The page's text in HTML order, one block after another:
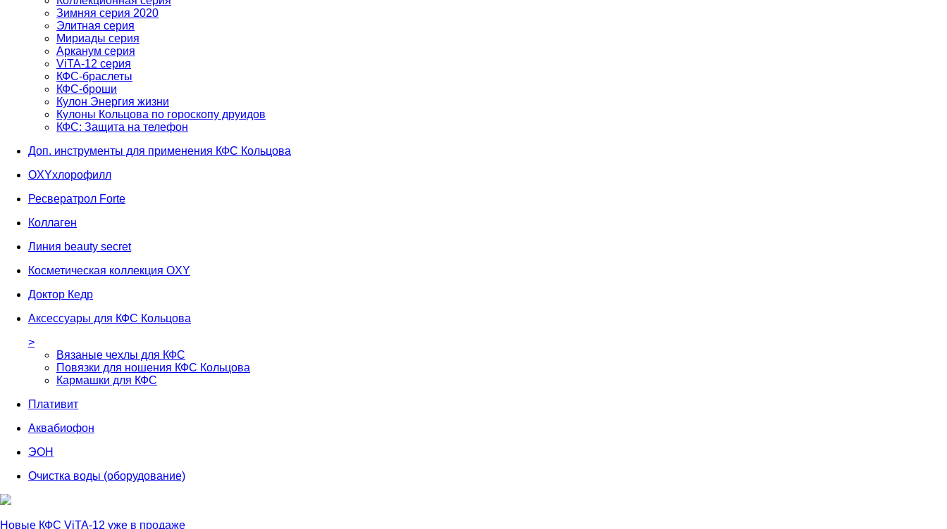
Зимняя серия 2020
Элитная серия
Мириады серия
Арканум серия
ViTA-12 серия
КФС-браслеты
КФС-броши
Кулон Энергия жизни
Кулоны Кольцова по гороскопу друидов
КФС: Защита на телефон
Доп. инструменты для применения КФС Кольцова
OXYхлорофилл
Ресвератрол Forte
Коллаген
Линия beauty secret
Косметическая коллекция OXY
Доктор Кедр
Аксессуары для КФС Кольцова
>
Вязаные чехлы для КФС
Повязки для ношения КФС Кольцова
Кармашки для КФС
Плативит
Аквабиофон
ЭОН
Очистка воды (оборудование)
Новые КФС ViTA-12 уже в продаже